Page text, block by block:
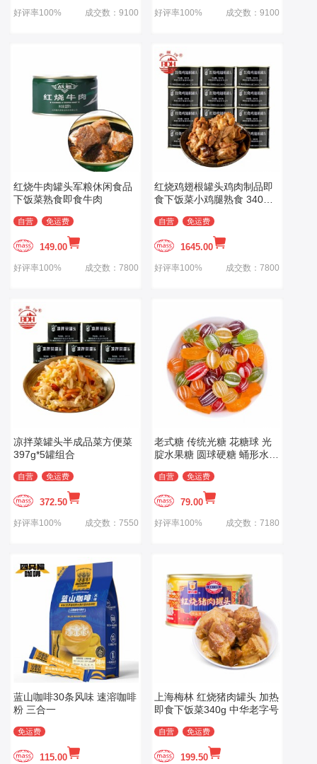
好评率100% 成交数：9100 好评率100% 成交数：9100
红烧牛肉罐头军粮休闲食品
下饭菜熟食即食牛肉
自营 免运费
149.00
好评率100% 成交数：7800
红烧鸡翅根罐头鸡肉制品即
食下饭菜小鸡腿熟食 340克
自营 免运费
1645.00
好评率100% 成交数：7800
凉拌菜罐头半成品菜方便菜
397g*5罐组合
自营 免运费
372.50
好评率100% 成交数：7550
老式糖 传统光糖 花糖球 光
腚水果糖 圆球硬糖 蛹形水果
自营 免运费
79.00
好评率100% 成交数：7180
蓝山咖啡30条风味 速溶咖啡
粉 三合一
免运费
115.00
上海梅林 红烧猪肉罐头 加热
即食下饭菜340g 中华老字号
自营 免运费
199.50